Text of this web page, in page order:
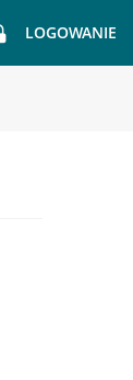
LOGOWANIE